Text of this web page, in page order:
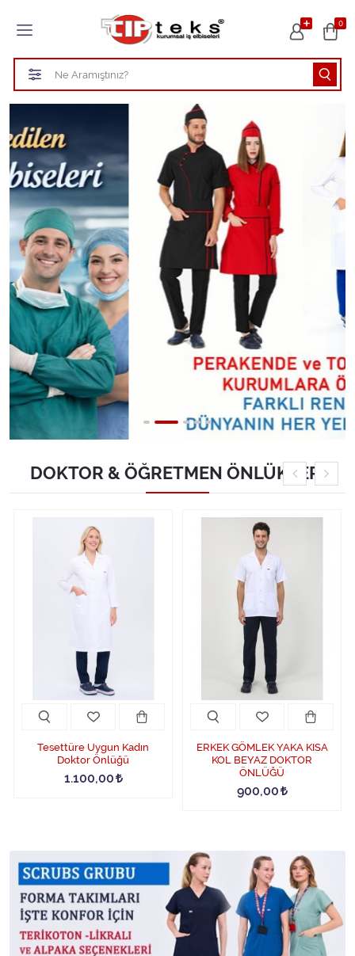
0
Tüm Kategoriler
HASTANE KIYAFETLERİ
TEMİZLİK PERSONEL FORMALARI
Aşçı Kıyafetleri
Tüm Kategorileri Gör
DOKTOR & ÖĞRETMEN ÖNLÜKLERİ
Tesettüre Uygun Kadın
Doktor Önlüğü
1.100,00
ERKEK GÖMLEK YAKA KISA
KOL BEYAZ DOKTOR
ÖNLÜĞÜ
900,00